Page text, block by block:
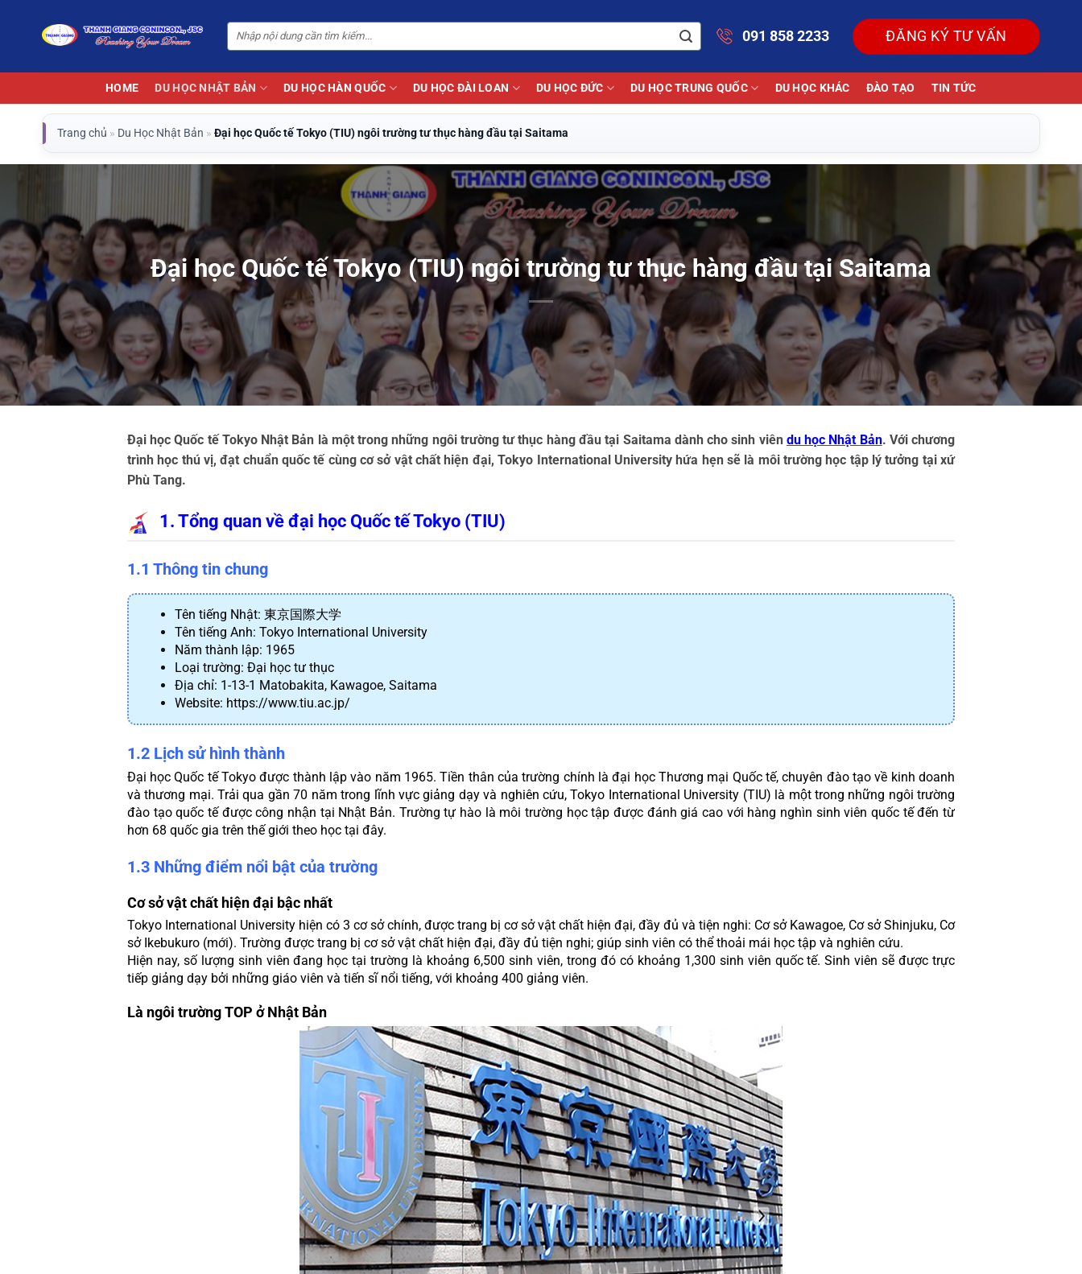
dung
091 858 2233 ĐĂNG KÝ TƯ VẤN
HOME DU HỌC NHẬT BẢN DU HỌC HÀN QUỐC DU HỌC ĐÀI LOAN DU HỌC ĐỨC DU HỌC TRUNG QUỐC DU HỌC KHÁC ĐÀO TẠO TIN TỨC
Trang chủ » Du Học Nhật Bản » Đại học Quốc tế Tokyo (TIU) ngôi trường tư thục hàng đầu tại Saitama
Đại học Quốc tế Tokyo (TIU) ngôi trường tư thục hàng đầu tại Saitama
Đại học Quốc tế Tokyo Nhật Bản là một trong những ngôi trường tư thục hàng đầu tại Saitama dành cho sinh viên du học Nhật Bản. Với chương
trình học thú vị, đạt chuẩn quốc tế cùng cơ sở vật chất hiện đại, Tokyo International University hứa hẹn sẽ là môi trường học tập lý tưởng tại xứ
Phù Tang.
1. Tổng quan về đại học Quốc tế Tokyo (TIU)
1.1 Thông tin chung
Tên tiếng Nhật: 東京国際大学
Tên tiếng Anh: Tokyo International University
Năm thành lập: 1965
Loại trường: Đại học tư thục
Địa chỉ: 1-13-1 Matobakita, Kawagoe, Saitama
Website: https://www.tiu.ac.jp/
1.2 Lịch sử hình thành
Đại học Quốc tế Tokyo được thành lập vào năm 1965. Tiền thân của trường chính là đại học Thương mại Quốc tế, chuyên đào tạo về kinh doanh
và thương mại. Trải qua gần 70 năm trong lĩnh vực giảng dạy và nghiên cứu, Tokyo International University (TIU) là một trong những ngôi trường
đào tạo quốc tế được công nhận tại Nhật Bản. Trường tự hào là môi trường học tập được đánh giá cao với hàng nghìn sinh viên quốc tế đến từ
hơn 68 quốc gia trên thế giới theo học tại đây.
1.3 Những điểm nổi bật của trường
Cơ sở vật chất hiện đại bậc nhất
Tokyo International University hiện có 3 cơ sở chính, được trang bị cơ sở vật chất hiện đại, đầy đủ và tiện nghi: Cơ sở Kawagoe, Cơ sở Shinjuku, Cơ
sở Ikebukuro (mới). Trường được trang bị cơ sở vật chất hiện đại, đầy đủ tiện nghi; giúp sinh viên có thể thoải mái học tập và nghiên cứu.
Hiện nay, số lượng sinh viên đang học tại trường là khoảng 6,500 sinh viên, trong đó có khoảng 1,300 sinh viên quốc tế. Sinh viên sẽ được trực
tiếp giảng dạy bởi những giáo viên và tiến sĩ nổi tiếng, với khoảng 400 giảng viên.
Là ngôi trường TOP ở Nhật Bản